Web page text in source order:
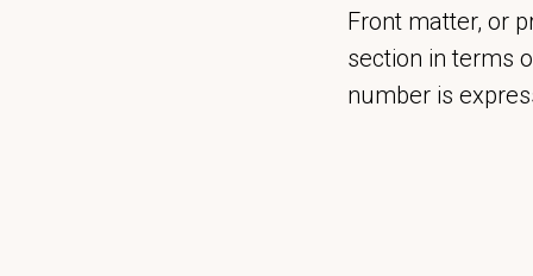
Front matter, or
section in terms
number is